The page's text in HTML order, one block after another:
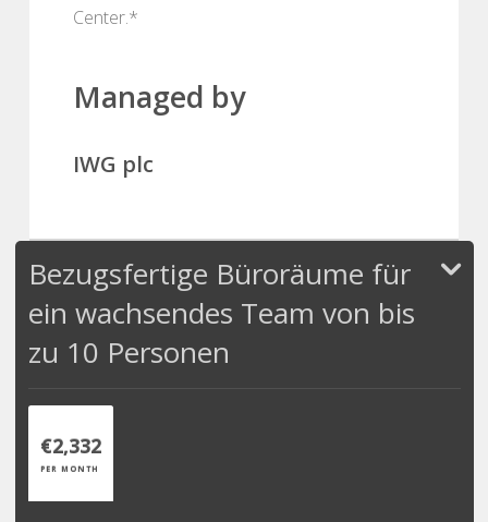
Center.*
Managed by
IWG plc
Bezugsfertige Büroräume für
ein wachsendes Team von bis
zu 10 Personen
€2,332
PER MONTH